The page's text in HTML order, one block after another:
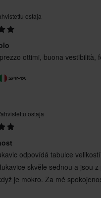
ostaja
ottimi, buona vestibilità,
ostaja
odpovídá tabulce
skvěle sednou a jsou
je mokro. Za mě